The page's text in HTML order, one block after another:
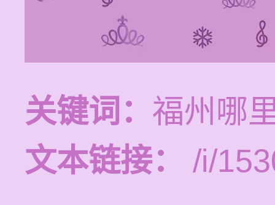
关键词： 福州哪
文本链接：
/i/